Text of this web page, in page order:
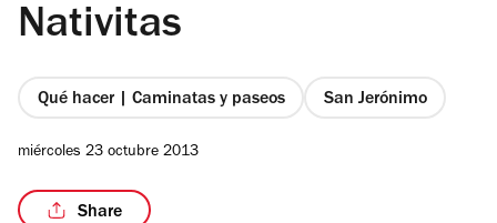
Nativitas
Qué hacer | Caminatas y paseos San Jerónimo
miércoles 23 octubre 2013
Share